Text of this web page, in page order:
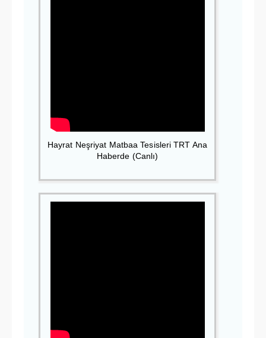
Hayrat Neşriyat Matbaa Tesisleri TRT Ana
Haberde (Canlı)